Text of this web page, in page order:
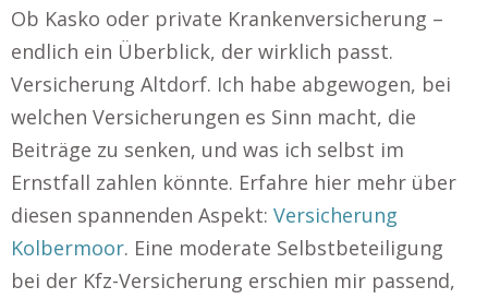
Ob Kasko oder private Krankenversicherung –
endlich ein Überblick, der wirklich passt.
Versicherung Altdorf. Ich habe abgewogen, bei
welchen Versicherungen es Sinn macht, die
Beiträge zu senken, und was ich selbst im
Ernstfall zahlen könnte. Erfahre hier mehr über
diesen spannenden Aspekt: Versicherung
Kolbermoor. Eine moderate Selbstbeteiligung
bei der Kfz-Versicherung erschien mir passend,